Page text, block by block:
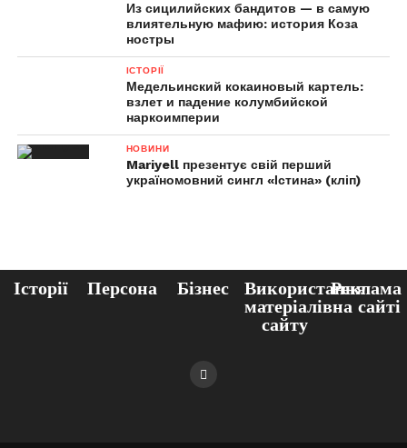
Из сицилийских бандитов — в самую
влиятельную мафию: история Коза
ностры
ІСТОРІЇ
Медельинский кокаиновый картель:
взлет и падение колумбийской
наркоимперии
НОВИНИ
Mariyell презентує свій перший
україномовний сингл «Істина» (кліп)
Історії Персона Бізнес
Використання
матеріалів
сайту
Реклама
на сайті